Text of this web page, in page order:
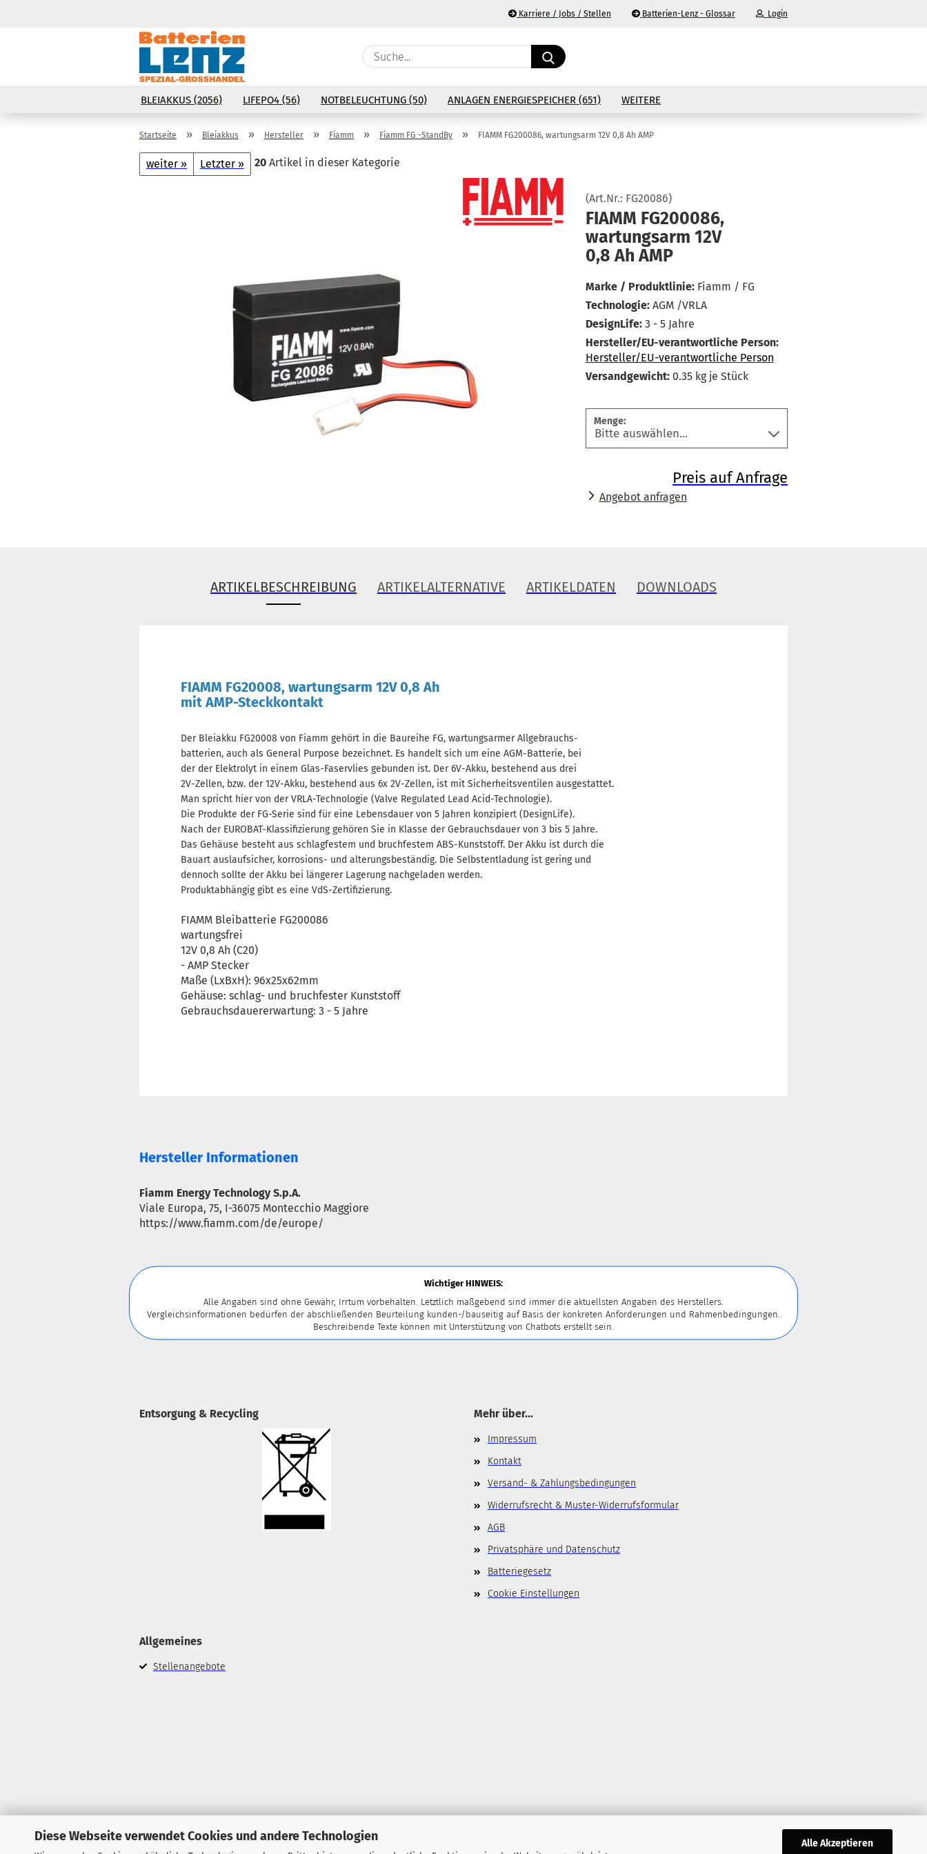
Diese Webseite verwendet Cookies und andere Technologien Alle Akzeptieren
Karriere / Jobs / Stellen Batterien-Lenz - Glossar Login
Passwort
Konto erstellen
Passwort vergessen?
Suche...
BLEIAKKUS (2056) LIFEPO4 (56) NOTBELEUCHTUNG (50) ANLAGEN ENERGIESPEICHER (651) WEITERE
Startseite » Bleiakkus » Hersteller » Fiamm » Fiamm FG -StandBy » FIAMM FG200086, wartungsarm 12V 0,8 Ah AMP
weiter » Letzter » 20 Artikel in dieser Kategorie
(Art.Nr.: FG20086)
FIAMM FG200086,
war­tungs­arm 12V
0,8 Ah AMP
Marke / Produktlinie: Fiamm / FG
Technologie: AGM /VRLA
DesignLife: 3 - 5 Jahre
Hersteller/EU-verantwortliche Person:
Hersteller/EU-verantwortliche Person
Versandgewicht: 0.35kg je Stück
Menge:
Preis auf Anfrage
Angebot anfragen
ARTIKELBESCHREIBUNG ARTIKELALTERNATIVE ARTIKELDATEN DOWNLOADS
FIAMM FG20008, wartungsarm 12V 0,8 Ah
mit AMP-Steckkontakt
Der Bleiakku FG20008 von Fiamm gehört in die Baureihe FG, wartungsarmer Allgebrauchs-
batterien, auch als General Purpose bezeichnet. Es handelt sich um eine AGM-Batterie, bei
der der Elektrolyt in einem Glas-Faservlies gebunden ist. Der 6V-Akku, bestehend aus drei
2V-Zellen, bzw. der 12V-Akku, bestehend aus 6x 2V-Zellen, ist mit Sicherheitsventilen ausgestattet.
Man spricht hier von der VRLA-Technologie (Valve Regulated Lead Acid-Technologie).
Die Produkte der FG-Serie sind für eine Lebensdauer von 5 Jahren konzipiert (DesignLife).
Nach der EUROBAT-Klassifizierung gehören Sie in Klasse der Gebrauchsdauer von 3 bis 5 Jahre.
Das Gehäuse besteht aus schlagfestem und bruchfestem ABS-Kunststoff. Der Akku ist durch die
Bauart auslaufsicher, korrosions- und alterungsbeständig. Die Selbstentladung ist gering und
dennoch sollte der Akku bei längerer Lagerung nachgeladen werden.
Produktabhängig gibt es eine VdS-Zertifizierung.
FIAMM Bleibatterie FG200086
wartungsfrei
12V 0,8 Ah (C20)
- AMP Stecker
Maße (LxBxH): 96x25x62mm
Gehäuse: schlag- und bruchfester Kunststoff
Gebrauchsdauererwartung: 3 - 5 Jahre
Hersteller Informationen
Fiamm Energy Technology S.p.A.
Viale Europa, 75, I-36075 Montecchio Maggiore
https://www.fiamm.com/de/europe/
Wichtiger HINWEIS:
Alle Angaben sind ohne Gewähr, Irrtum vorbehalten. Letztlich maßgebend sind immer die aktuellsten Angaben des Herstellers.
Vergleichsinformationen bedürfen der abschließenden Beurteilung kunden-/bauseitig auf Basis der konkreten Anforderungen und Rahmenbedingungen.
Beschreibende Texte können mit Unterstützung von Chatbots erstellt sein.
Entsorgung & Recycling Mehr über...
Impressum
Kontakt
Versand- & Zahlungsbedingungen
Widerrufsrecht & Muster-Widerrufsformular
AGB
Privatsphäre und Datenschutz
Batteriegesetz
Cookie Einstellungen
Allgemeines
Stellenangebote